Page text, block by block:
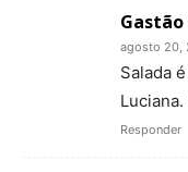
Gastão
agosto 20,
Salada
Responder